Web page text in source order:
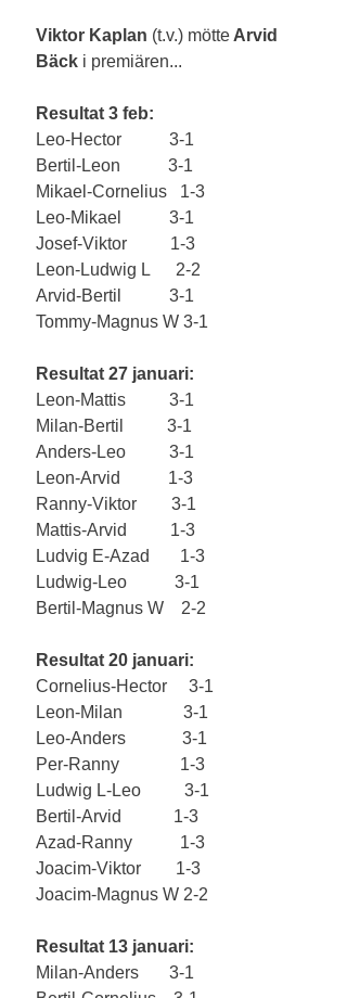
Viktor Kaplan (t.v.) mötte Arvid
Bäck i premiären...
Resultat 3 feb:
Leo-Hector           3-1
Bertil-Leon           3-1
Mikael-Cornelius   1-3
Leo-Mikael           3-1
Josef-Viktor          1-3
Leon-Ludwig L      2-2
Arvid-Bertil           3-1
Tommy-Magnus W 3-1
Resultat 27 januari:
Leon-Mattis          3-1
Milan-Bertil          3-1
Anders-Leo          3-1
Leon-Arvid           1-3
Ranny-Viktor        3-1
Mattis-Arvid          1-3
Ludvig E-Azad       1-3
Ludwig-Leo           3-1
Bertil-Magnus W    2-2
Resultat 20 januari:
Cornelius-Hector     3-1
Leon-Milan              3-1
Leo-Anders             3-1
Per-Ranny              1-3
Ludwig L-Leo          3-1
Bertil-Arvid            1-3
Azad-Ranny           1-3
Joacim-Viktor        1-3
Joacim-Magnus W 2-2
Resultat 13 januari:
Milan-Anders       3-1